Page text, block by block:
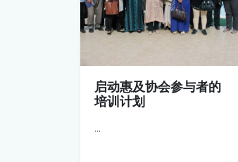
启动惠及协会参与者的
培训计划
...